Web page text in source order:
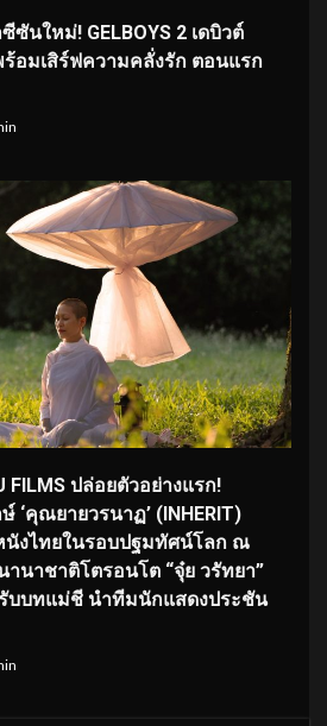
ซันใหม่! GELBOYS 2 เดบิวต์
ร้อมเสิร์ฟความคลั่งรัก ตอนแรก
FILMS ปล่อยตัวอย่างแรก!
‘คุณยายวรนาฏ’ (INHERIT)
นังไทยในรอบปฐมทัศน์โลก ณ
นาชาติโตรอนโต “จุ๋ย วรัทยา”
บบทแม่ชี นำทีมนักแสดงประชัน